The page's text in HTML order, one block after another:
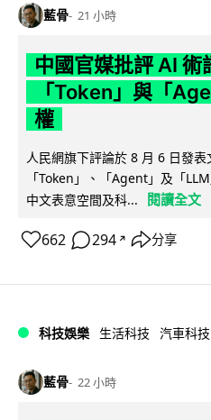
藍骨 21 小時
中國官媒批評 AI
「Token」與「
權
人民網旗下評論於 8 月 6 日發
「Token」、「Agent」及「
中文表意空間及科...
閱讀全文
662 294 ↗ 分享
科技娛樂 生活科技 汽車科技
藍骨 22 小時